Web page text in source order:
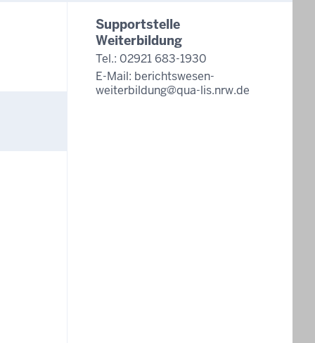
Supportstelle
Weiterbildung
Tel.: 02921 683-1930
E-Mail: berichtswesen-
weiterbildung@qua-lis.nrw.de